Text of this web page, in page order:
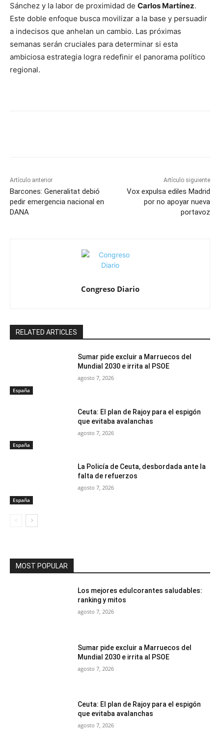
Sánchez y la labor de proximidad de Carlos Martínez.
Este doble enfoque busca movilizar a la base y persuadir
a indecisos que anhelan un cambio. Las próximas
semanas serán cruciales para determinar si esta
ambiciosa estrategia logra redefinir el panorama político
regional.
Artículo anterior
Barcones: Generalitat debió
pedir emergencia nacional en
DANA
Artículo siguiente
Vox expulsa ediles Madrid
por no apoyar nueva
portavoz
Congreso Diario
RELATED ARTICLES
España
Sumar pide excluir a Marruecos del
Mundial 2030 e irrita al PSOE
agosto 7, 2026
España
Ceuta: El plan de Rajoy para el espigón
que evitaba avalanchas
agosto 7, 2026
España
La Policía de Ceuta, desbordada ante la
falta de refuerzos
agosto 7, 2026
MOST POPULAR
Los mejores edulcorantes saludables:
ranking y mitos
agosto 7, 2026
Sumar pide excluir a Marruecos del
Mundial 2030 e irrita al PSOE
agosto 7, 2026
Ceuta: El plan de Rajoy para el espigón
que evitaba avalanchas
agosto 7, 2026